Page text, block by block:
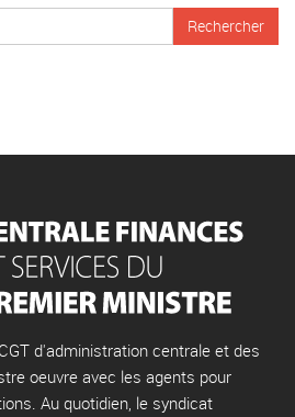
d'administration centrale et des
oeuvre avec les agents pour
Au quotidien, le syndicat